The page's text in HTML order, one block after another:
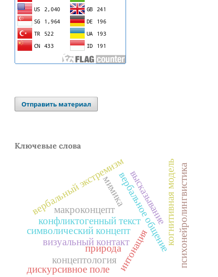
Отправить материал
Ключевые слова
вербальное общение
вербальный экстремизм
конфликтогенный текст
макроконцепт когнитивная модель
символический концепт психонейролингвистика
высказывание
интонация
мимика
визуальный контакт
природа
концептология
дискурсивное поле